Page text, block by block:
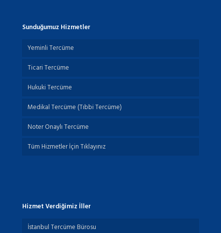
Sunduğumuz Hizmetler
Yeminli Tercüme
Ticari Tercüme
Hukuki Tercüme
Medikal Tercüme (Tıbbi Tercüme)
Noter Onaylı Tercüme
Tüm Hizmetler İçin Tıklayınız
Hizmet Verdiğimiz İller
İstanbul Tercüme Bürosu